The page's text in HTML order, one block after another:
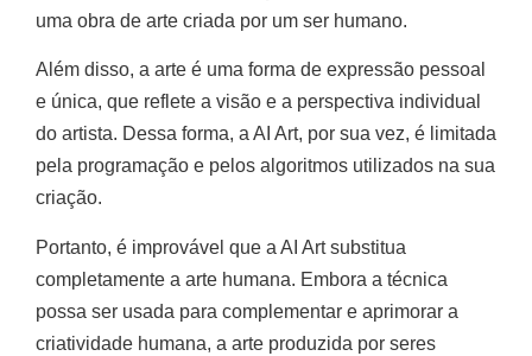
uma obra de arte criada por um ser humano.
Além disso, a arte é uma forma de expressão pessoal
e única, que reflete a visão e a perspectiva individual
do artista. Dessa forma, a AI Art, por sua vez, é limitada
pela programação e pelos algoritmos utilizados na sua
criação.
Portanto, é improvável que a AI Art substitua
completamente a arte humana. Embora a técnica
possa ser usada para complementar e aprimorar a
criatividade humana, a arte produzida por seres